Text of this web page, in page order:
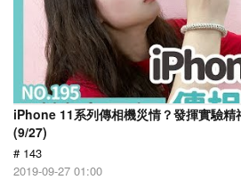
iPhone 11系列傳相機災情？發揮實驗精
(9/27)
# 143
2019-09-27 01:00